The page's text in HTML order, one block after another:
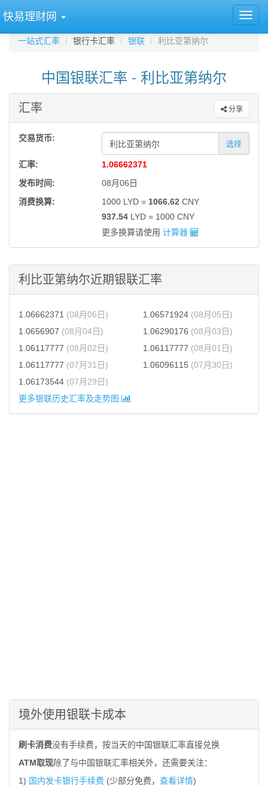
快易理财网
一站式汇率 银行卡汇率 银联 利比亚第纳尔
中国银联汇率 - 利比亚第纳尔
分享
汇率
交易货币:
选择
汇率:
1.06662371
发布时间:
08月06日
消费换算:
1000 LYD = 1066.62 CNY
937.54LYD = 1000 CNY
更多换算请使用 计算器
利比亚第纳尔近期银联汇率
1.06662371 (08月06日) 1.06571924 (08月05日)
1.0656907 (08月04日) 1.06290176 (08月03日)
1.06117777 (08月02日) 1.06117777 (08月01日)
1.06117777 (07月31日) 1.06096115 (07月30日)
1.06173544 (07月29日)
更多银联历史汇率及走势图
境外使用银联卡成本
刷卡消费没有手续费，按当天的中国银联汇率直接兑换
ATM取现除了与中国银联汇率相关外，还需要关注：
1) 国内发卡银行手续费 (少部分免费， 查看详情)